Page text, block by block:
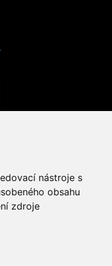
nástroje s
obsahu
zdroje